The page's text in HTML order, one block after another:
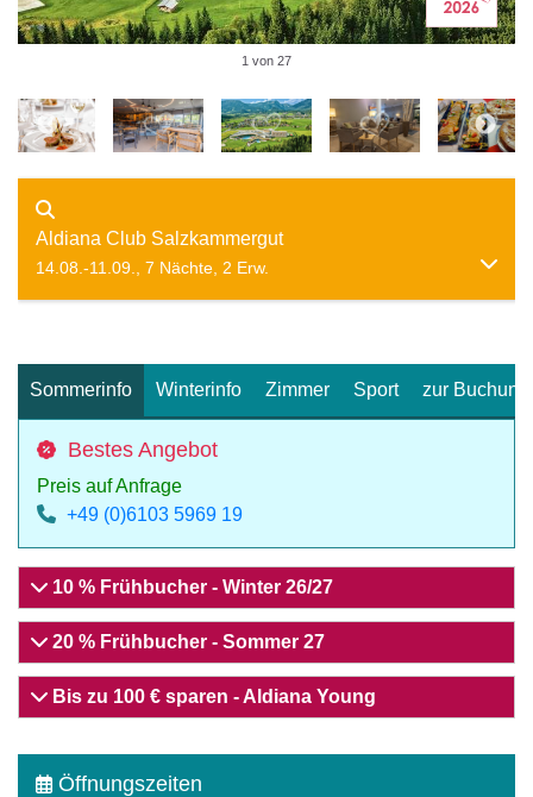
1 von 27
Aldiana Club Salzkammergut
14.08.-11.09., 7 Nächte, 2 Erw.
Sommerinfo Winterinfo Zimmer Sport zur Buchung
Bestes Angebot
Preis auf Anfrage
+49 (0)6103 5969 19
10 % Frühbucher - Winter 26/27
20 % Frühbucher - Sommer 27
Bis zu 100 € sparen - Aldiana Young
Öffnungszeiten